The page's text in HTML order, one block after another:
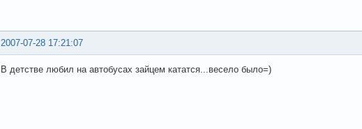
2007-07-28 17:21:07
В детстве любил на автобусах зайцем кататся...весело было=)